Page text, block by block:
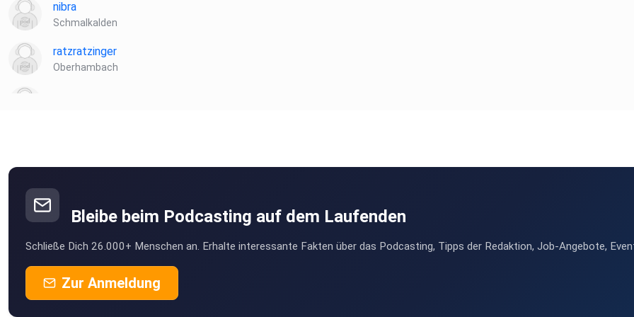
nibra
Schmalkalden
ratzratzinger
Oberhambach
Chanbgn
BERGISCH GLADBACH
blx8vrjn
Bleibe beim Podcasting auf dem Laufenden
Schließe Dich 26.000+ Menschen an. Erhalte interessante Fakten über das Podcasting, Tipps der Redaktion, Job-Angebote,
Zur Anmeldung